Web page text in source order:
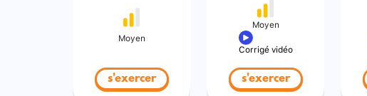
Moyen
s'exercer
Moyen
Corrigé vidéo
s'exercer